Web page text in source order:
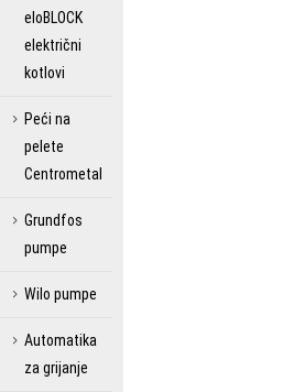
eloBLOCK
električni
kotlovi
Peći na
pelete
Centrometal
Grundfos
pumpe
Wilo pumpe
Automatika
za grijanje